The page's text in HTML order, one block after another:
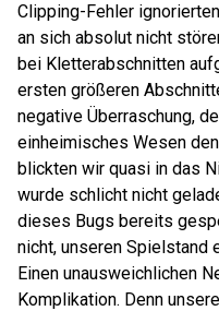
Clipping-Fehler
an sich absolut nicht
bei Kletterabschnitten
ersten größeren
negative Überraschung,
einheimisches Wesen
blickten wir quasi in das
wurde schlicht nicht
dieses Bugs bereits
nicht, unseren Spielstand
Einen unausweichlichen
Komplikation. Denn